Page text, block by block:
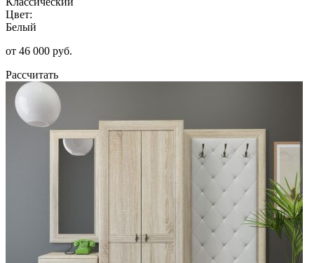
Цвет:
Белый
от 46 000 руб.
Рассчитать